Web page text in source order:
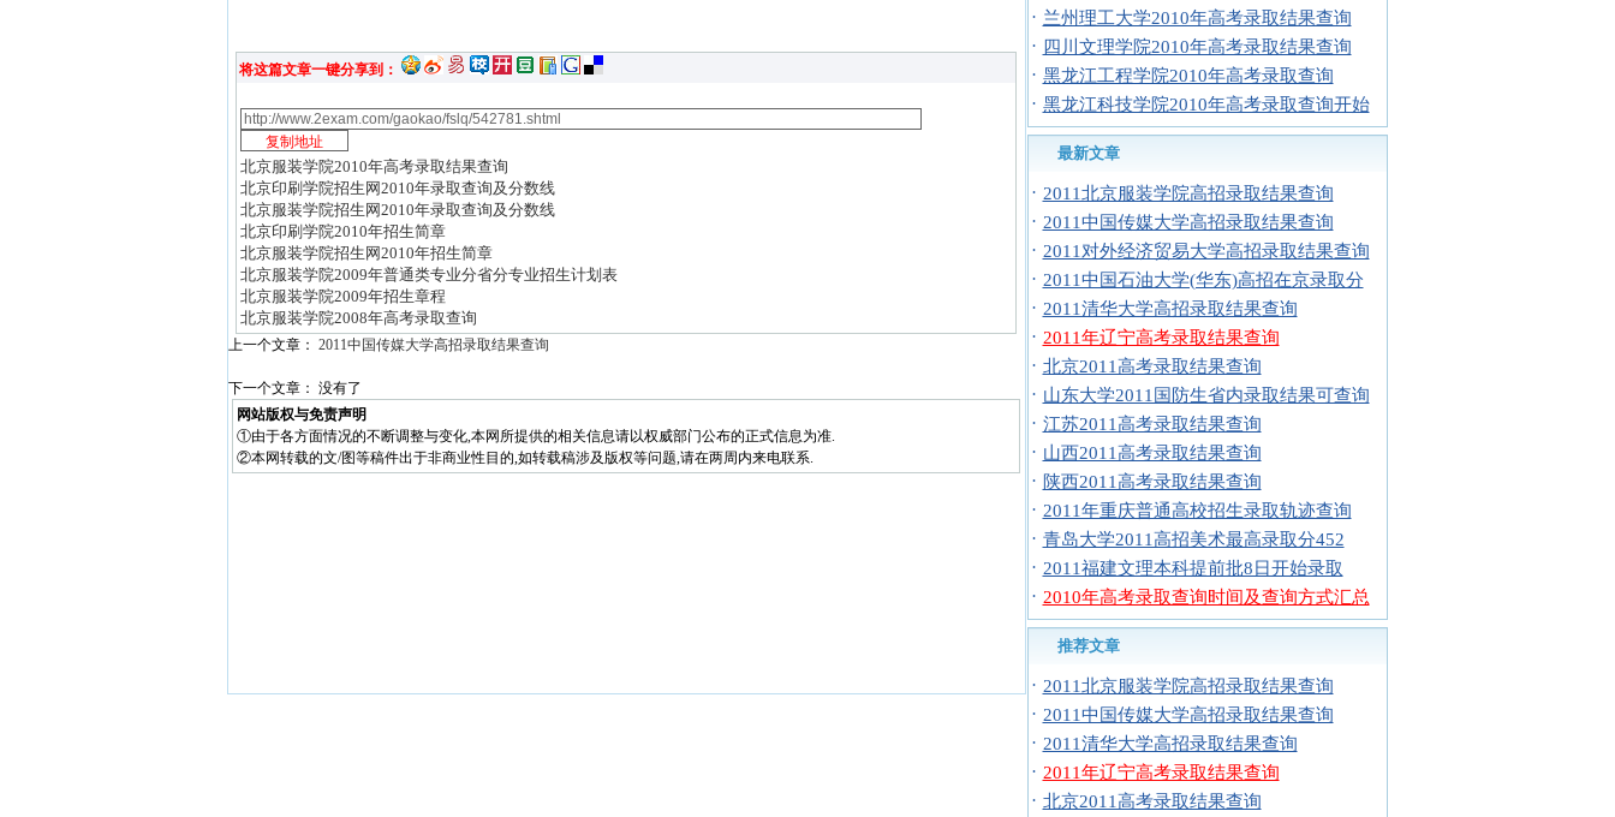
将这篇文章一键分享到：
北京服装学院2010年高考录取结果查询
北京印刷学院招生网2010年录取查询及分数线
北京服装学院招生网2010年录取查询及分数线
北京印刷学院2010年招生简章
北京服装学院招生网2010年招生简章
北京服装学院2009年普通类专业分省分专业招生计划表
北京服装学院2009年招生章程
北京服装学院2008年高考录取查询
上一个文章： 2011中国传媒大学高招录取结果查询
下一个文章： 没有了
网站版权与免责声明
①由于各方面情况的不断调整与变化,本网所提供的相关信息请以权威部门公布的正式信息为准.
②本网转载的文/图等稿件出于非商业性目的,如转载稿涉及版权等问题,请在两周内来电联系.
· 兰州理工大学2010年高考录取结果查询
· 四川文理学院2010年高考录取结果查询
· 黑龙江工程学院2010年高考录取查询
· 黑龙江科技学院2010年高考录取查询开始
最新文章
· 2011北京服装学院高招录取结果查询
· 2011中国传媒大学高招录取结果查询
· 2011对外经济贸易大学高招录取结果查询
· 2011中国石油大学(华东)高招在京录取分
· 2011清华大学高招录取结果查询
· 2011年辽宁高考录取结果查询
· 北京2011高考录取结果查询
· 山东大学2011国防生省内录取结果可查询
· 江苏2011高考录取结果查询
· 山西2011高考录取结果查询
· 陕西2011高考录取结果查询
· 2011年重庆普通高校招生录取轨迹查询
· 青岛大学2011高招美术最高录取分452
· 2011福建文理本科提前批8日开始录取
· 2010年高考录取查询时间及查询方式汇总
推荐文章
· 2011北京服装学院高招录取结果查询
· 2011中国传媒大学高招录取结果查询
· 2011清华大学高招录取结果查询
· 2011年辽宁高考录取结果查询
· 北京2011高考录取结果查询